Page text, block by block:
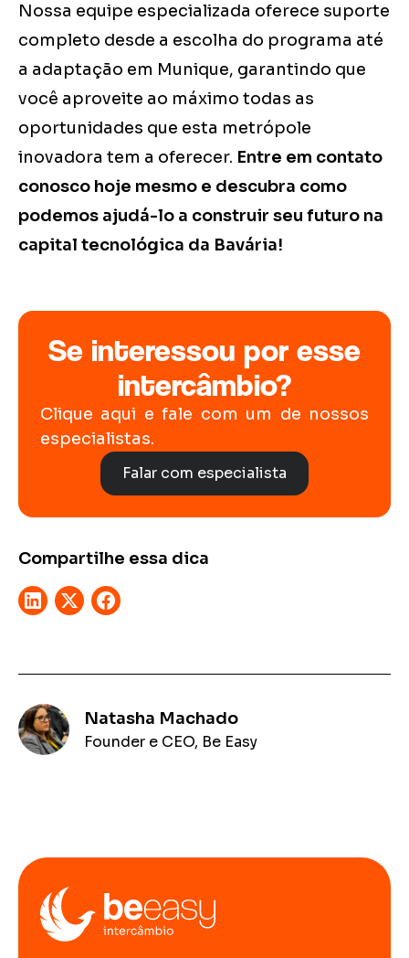
Nossa equipe especializada oferece suporte
completo desde a escolha do programa até
a adaptação em Munique, garantindo que
você aproveite ao máximo todas as
oportunidades que esta metrópole
inovadora tem a oferecer. Entre em contato
conosco hoje mesmo e descubra como
podemos ajudá-lo a construir seu futuro na
capital tecnológica da Bavária!
Se interessou por esse
intercâmbio?
Clique aqui e fale com um de nossos
especialistas.
Falar com especialista
Compartilhe essa dica
Natasha Machado
Founder e CEO, Be Easy